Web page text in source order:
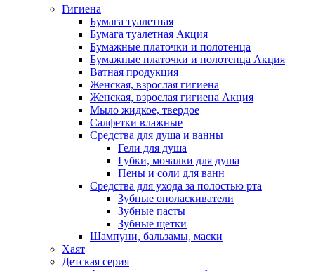
Гигиена
Бумага туалетная
Бумага туалетная Акция
Бумажные платочки и полотенца
Бумажные платочки и полотенца Акция
Ватная продукция
Женская, взрослая гигиена
Женская, взрослая гигиена Акция
Мыло жидкое, твердое
Салфетки влажные
Средства для душа и ванны
Гели для душа
Губки, мочалки для душа
Пены и соли для ванн
Средства для ухода за полостью рта
Зубные ополаскиватели
Зубные пасты
Зубные щетки
Шампуни, бальзамы, маски
Хаят
Детская серия